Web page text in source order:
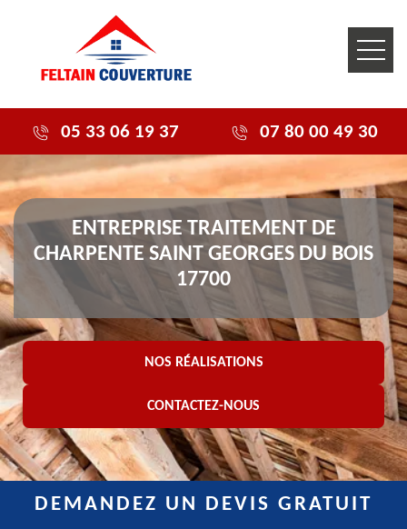
05 33 06 19 37 07 80 00 49 30
ENTREPRISE TRAITEMENT DE
CHARPENTE SAINT GEORGES DU BOIS
17700
NOS RÉALISATIONS
CONTACTEZ-NOUS
DEMANDEZ UN DEVIS GRATUIT